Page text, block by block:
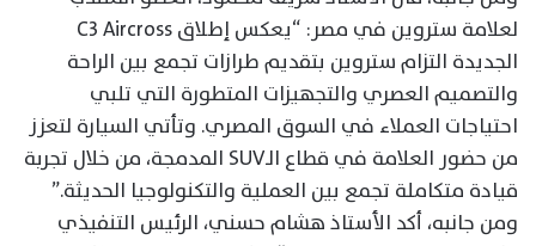
لعلامة ستروين في مصر: “يعكس إطلاق C3 Aircross
الجديدة التزام ستروين بتقديم طرازات تجمع بين الراحة
والتصميم العصري والتجهيزات المتطورة التي تلبي
احتياجات العملاء في السوق المصري. وتأتي السيارة لتعزز
من حضور العلامة في قطاع الـSUV المدمجة، من خلال تجربة
قيادة متكاملة تجمع بين العملية والتكنولوجيا الحديثة.”
ومن جانبه، أكد الأستاذ هشام حسني، الرئيس التنفيذي